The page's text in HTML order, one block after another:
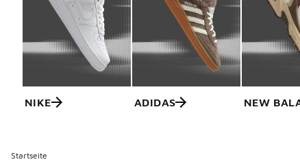
NIKE ADIDAS NEW
Startseite